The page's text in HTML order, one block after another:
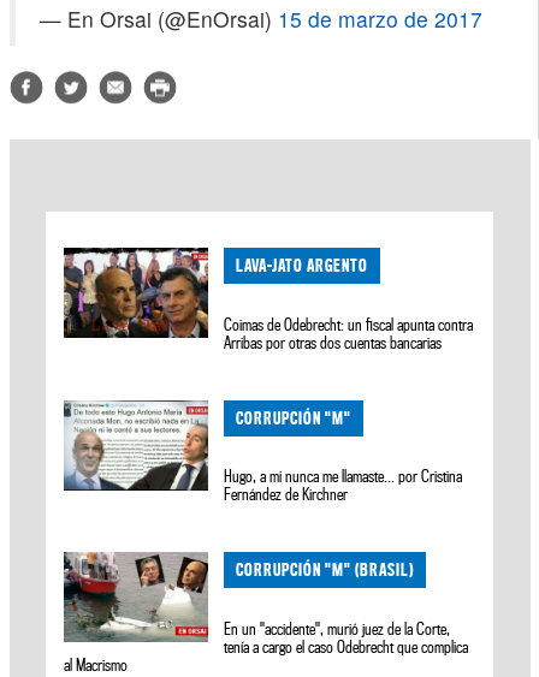
— En Orsai (@EnOrsai) 15 de marzo de 2017
LAVA-JATO ARGENTO
Coimas de Odebrecht: un fiscal apunta contra
Arribas por otras dos cuentas bancarias
CORRUPCIÓN "M"
Hugo, a mi nunca me llamaste… por Cristina
Fernández de Kirchner
CORRUPCIÓN "M" (BRASIL)
En un "accidente", murió juez de la Corte,
tenía a cargo el caso Odebrecht que complica
al Macrismo